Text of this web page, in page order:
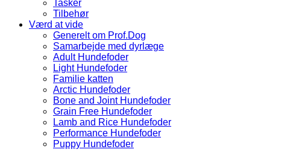
Tasker
Tilbehør
Værd at vide
Generelt om Prof.Dog
Samarbejde med dyrlæge
Adult Hundefoder
Light Hundefoder
Familie katten
Arctic Hundefoder
Bone and Joint Hundefoder
Grain Free Hundefoder
Lamb and Rice Hundefoder
Performance Hundefoder
Puppy Hundefoder